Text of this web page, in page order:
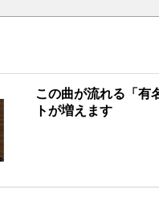
この曲が流れる「有
トが増えます